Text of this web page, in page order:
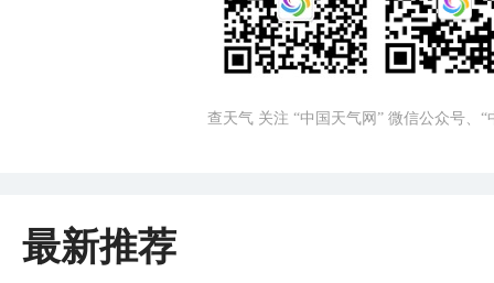
查天气 关注 “中国天气网” 微信公众号、
最新推荐